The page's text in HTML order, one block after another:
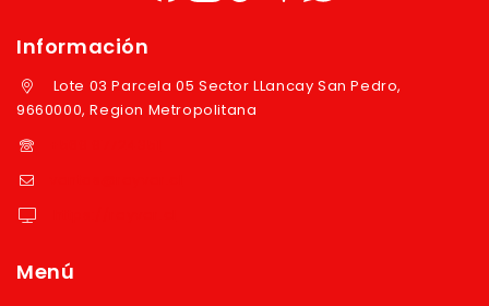
Información
Lote 03 Parcela 05 Sector LLancay San Pedro,
9660000, Region Metropolitana
Menú